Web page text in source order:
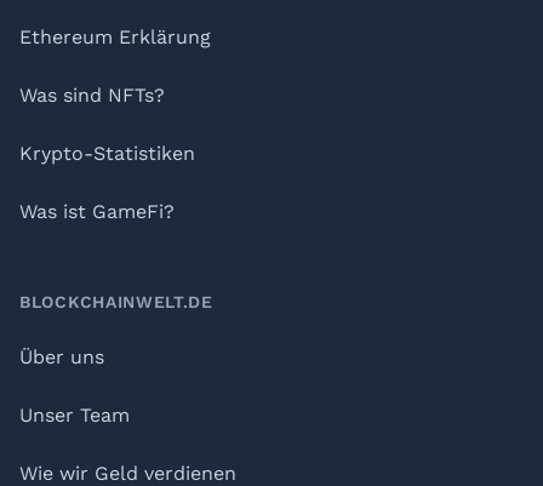
Ethereum Erklärung
Was sind NFTs?
Krypto-Statistiken
Was ist GameFi?
BLOCKCHAINWELT.DE
Über uns
Unser Team
Wie wir Geld verdienen